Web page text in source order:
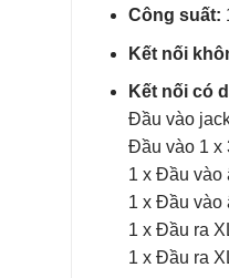
Công suất:
Kết nối
Kết nối có
Đầu vào
Đầu vào 1 x
1 x Đầu vào
1 x Đầu vào
1 x Đầu ra
1 x Đầu ra